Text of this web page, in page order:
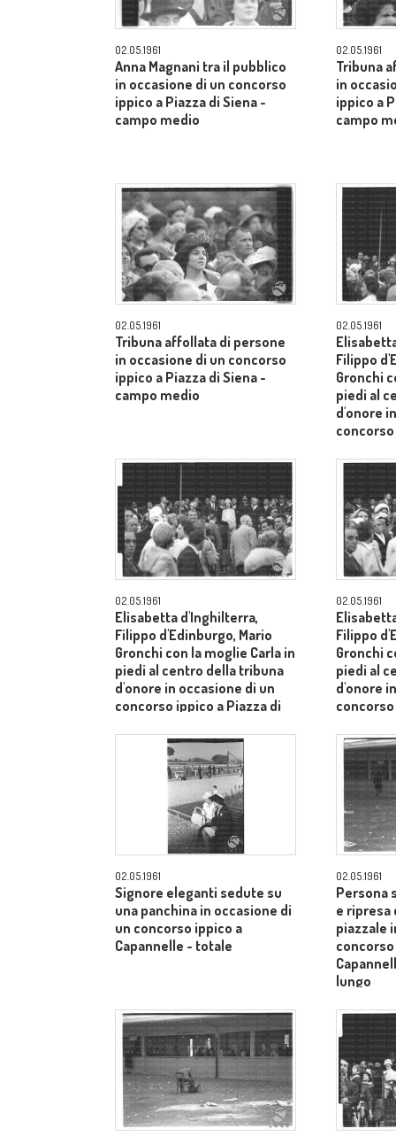
02.05.1961
Anna Magnani tra il pubblico
in occasione di un concorso
ippico a Piazza di Siena -
campo medio
02.05.1961
Tribuna
in
ippico a
campo
02.05.1961
Tribuna affollata di persone
in occasione di un concorso
ippico a Piazza di Siena -
campo medio
02.05.1961
Filippo
Gronchi
piedi al
d'onore
02.05.1961
Elisabetta d'Inghilterra,
Filippo d'Edinburgo, Mario
Gronchi con la moglie Carla in
piedi al centro della tribuna
d'onore in occasione di un
concorso ippico a Piazza di
02.05.1961
Filippo
Gronchi
piedi al
d'onore
02.05.1961
Signore eleganti sedute su
una panchina in occasione di
un concorso ippico a
Capannelle - totale
02.05.1961
Persona
e ripresa
piazzale
concorso
lungo